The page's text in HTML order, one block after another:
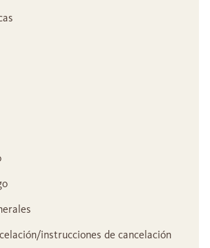
instrucciones de cancelación